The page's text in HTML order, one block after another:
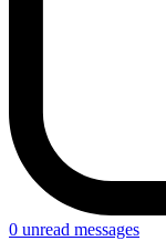
0 unread messages